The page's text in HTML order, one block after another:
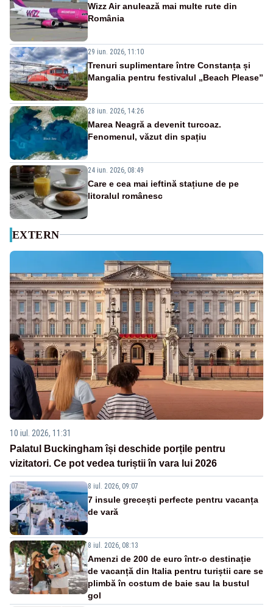
Wizz Air anulează mai multe rute din
România
29 iun. 2026, 11:10
Trenuri suplimentare între Constanța și
Mangalia pentru festivalul „Beach Please”
28 iun. 2026, 14:26
Marea Neagră a devenit turcoaz.
Fenomenul, văzut din spațiu
24 iun. 2026, 08:49
Care e cea mai ieftină stațiune de pe
litoralul românesc
EXTERN
10 iul. 2026, 11:31
Palatul Buckingham își deschide porțile pentru
vizitatori. Ce pot vedea turiștii în vara lui 2026
8 iul. 2026, 09:07
7 insule grecești perfecte pentru vacanța
de vară
8 iul. 2026, 08:13
Amenzi de 200 de euro într-o destinație
de vacanță din Italia pentru turiștii care se
plimbă în costum de baie sau la bustul
gol